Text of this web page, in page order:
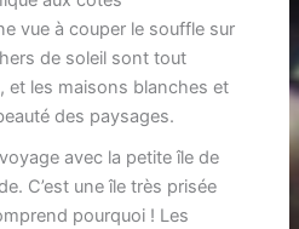
vue à couper le souffle sur
de soleil sont tout
et les maisons blanches et
des paysages.
avec la petite île de
C’est une île très prisée
pourquoi ! Les